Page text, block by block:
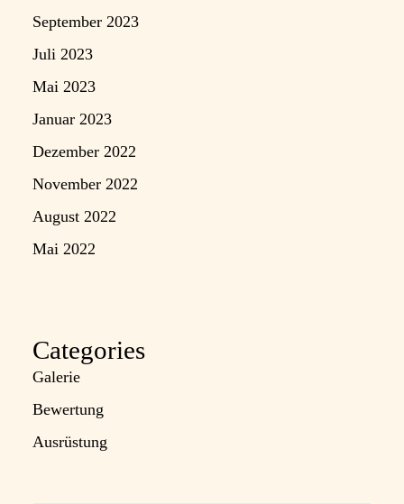
September 2023
Juli 2023
Mai 2023
Januar 2023
Dezember 2022
November 2022
August 2022
Mai 2022
Categories
Galerie
Bewertung
Ausrüstung